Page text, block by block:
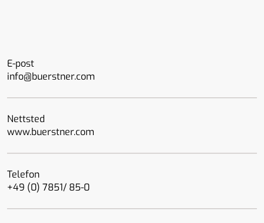
E-post
info@buerstner.com
Nettsted
www.buerstner.com
Telefon
+49 (0) 7851/ 85-0